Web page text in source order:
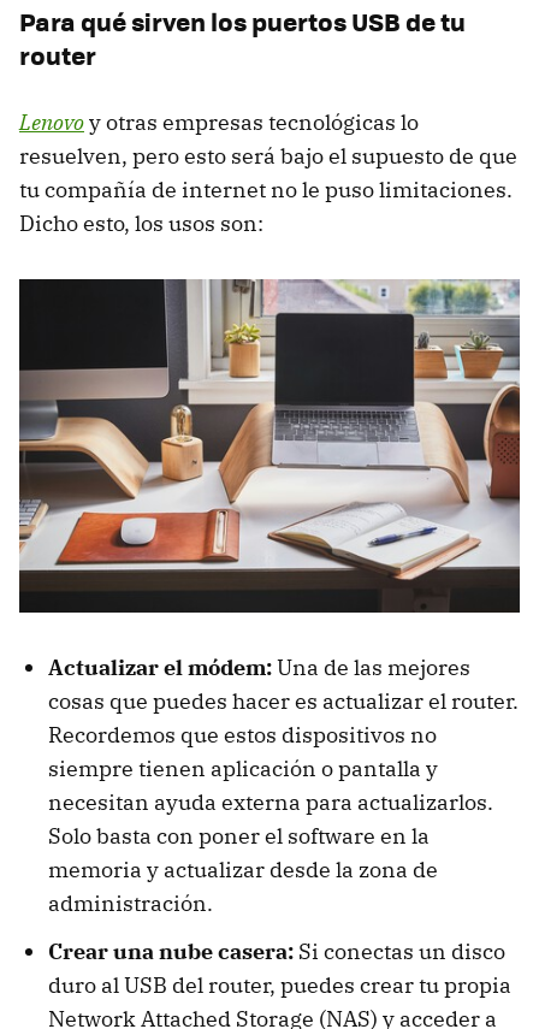
Para qué sirven los puertos USB de tu
router
Lenovoy otras empresas tecnológicas lo
resuelven, pero esto será bajo el supuesto de que
tu compañía de internet no le puso limitaciones.
Dicho esto, los usos son:
Actualizar el módem:Una de las mejores
cosas que puedes hacer es actualizar el router.
Recordemos que estos dispositivos no
siempre tienen aplicación o pantalla y
necesitan ayuda externa para actualizarlos.
Solo basta con poner el software en la
memoria y actualizar desde la zona de
administración.
Crear una nube casera: Si conectas un disco
duro al USB del router, puedes crear tu propia
Network Attached Storage (NAS) y acceder a